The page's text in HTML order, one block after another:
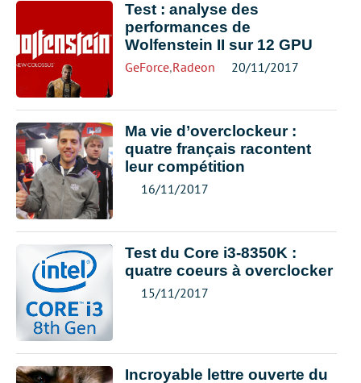
Test : analyse des
performances de
Wolfenstein II sur 12 GPU
GeForce,Radeon 20/11/2017
Ma vie d’overclockeur :
quatre français racontent
leur compétition
16/11/2017
Test du Core i3-8350K :
quatre coeurs à overclocker
15/11/2017
Incroyable lettre ouverte du